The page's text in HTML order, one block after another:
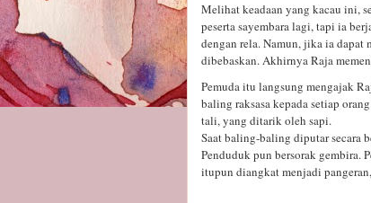
Melihat keadaan yang kacau ini,
peserta sayembara lagi, tapi ia
dengan rela. Namun, jika ia dapat
dibebaskan. Akhirnya Raja
Pemuda itu langsung mengajak
baling raksasa kepada setiap
tali, yang ditarik oleh sapi.
Saat baling-baling diputar secara
Penduduk pun bersorak gembira.
itupun diangkat menjadi